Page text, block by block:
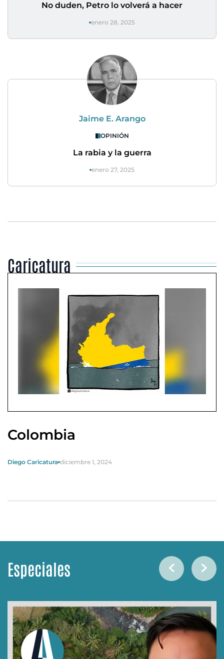
No duden, Petro lo volverá a hacer
enero 28, 2025
Jaime E. Arango
OPINIÓN
La rabia y la guerra
enero 27, 2025
Caricatura
Colombia
Diego Caricatura diciembre 1, 2024
Especiales